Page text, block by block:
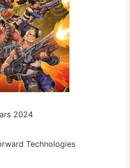
2024
Technologies